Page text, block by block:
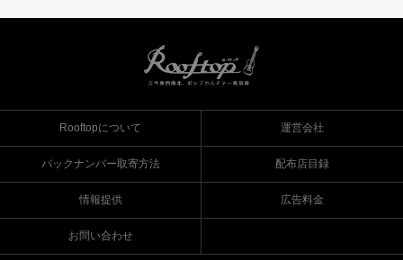
Rooftopについて 運営会社
バックナンバー取寄方法 配布店目録
情報提供 広告料金
お問い合わせ